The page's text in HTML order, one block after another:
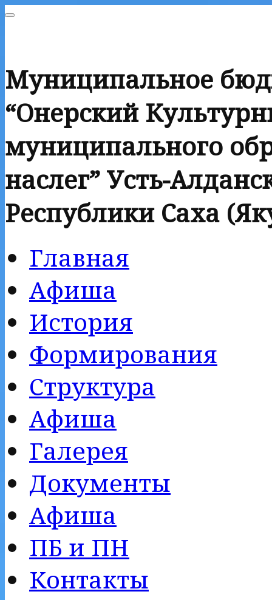
Муниципальное
“Онерский
муниципального
наслег” Усть-
Республики Саха
Главная
Афиша
История
Формирования
Структура
Афиша
Галерея
Документы
Афиша
ПБ и ПН
Контакты